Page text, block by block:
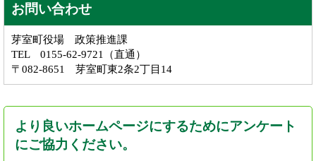
お問い合わせ
芽室町役場 政策推進課
TEL 0155-62-9721（直通）
〒082-8651 芽室町東2条2丁目14
より良いホームページにするためにアンケート
にご協力ください。